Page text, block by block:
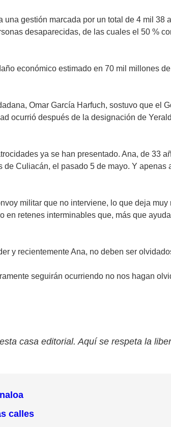
gestión marcada por un total de 4 mil 38
desaparecidas, de las cuales el 50 %
económico estimado en 70 mil millones
Omar García Harfuch, sostuvo que el
ocurrió después de la designación de
ya se han presentado. Ana, de 33
Culiacán, el pasado 5 de mayo. Y apenas
militar que no interviene, lo que deja
retenes interminables que, más que
y recientemente Ana, no deben ser
seguirán ocurriendo no nos hagan
casa editorial. Aquí se respeta la
calles